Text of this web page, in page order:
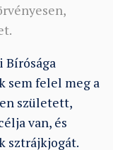
Bírósága
sem felel meg a
született,
van, és
sztrájkjogát.